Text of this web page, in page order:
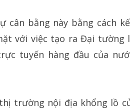
cân bằng này bằng cách
với việc tạo ra Đại tường
tuyến hàng đầu của
trường nội địa khổng lồ